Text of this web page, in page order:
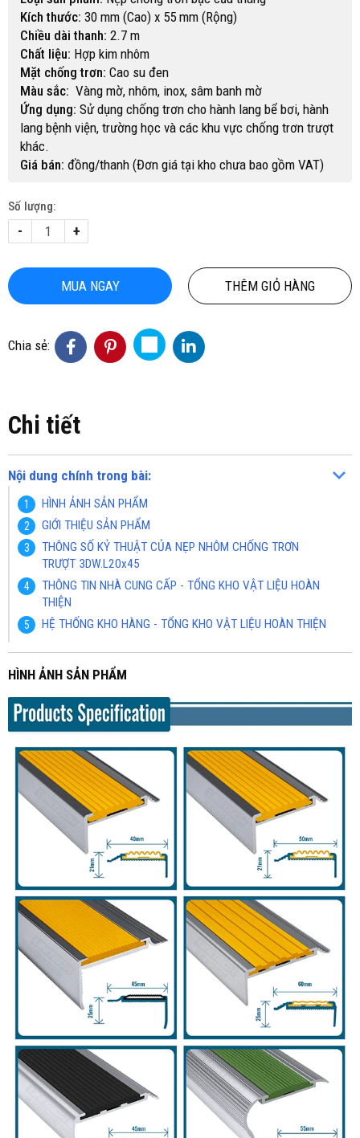
Kích thước: 30 mm (Cao) x 55 mm (Rộng)
Chiều dài thanh: 2.7 m
Chất liệu: Hợp kim nhôm
Mặt chống trơn: Cao su đen
Màu sắc: Vàng mờ, nhôm, inox, sâm banh mờ
Ứng dụng: Sử dụng chống trơn cho hành lang bể bơi, hành
lang bệnh viện, trường học và các khu vực chống trơn trượt
khác.
Giá bán: đồng/thanh (Đơn giá tại kho chưa bao gồm VAT)
Số lượng:
- +
MUA NGAY THÊM GIỎ HÀNG
Chia sẻ:
Chi tiết
Nội dung chính trong bài:
HÌNH ẢNH SẢN PHẨM
GIỚI THIỆU SẢN PHẨM
THÔNG SỐ KỶ THUẬT CỦA NẸP NHÔM CHỐNG TRƠN
TRƯỢT 3DW.L20x45
THÔNG TIN NHÀ CUNG CẤP - TỔNG KHO VẬT LIỆU HOÀN
THIỆN
HỆ THỐNG KHO HÀNG - TỔNG KHO VẬT LIỆU HOÀN THIỆN
HÌNH ẢNH SẢN PHẨM